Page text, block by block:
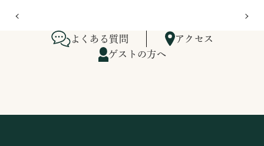
よくある質問
アクセス
ゲストの方へ